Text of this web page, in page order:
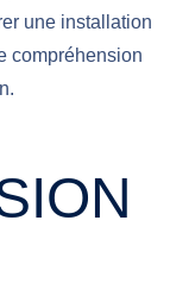
une installation
compréhension